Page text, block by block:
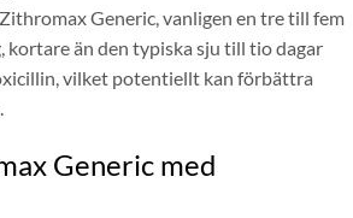
Generic, vanligen en tre till fem
kortare än den typiska sju till tio dagar
vilket potentiellt kan förbättra
Generic med